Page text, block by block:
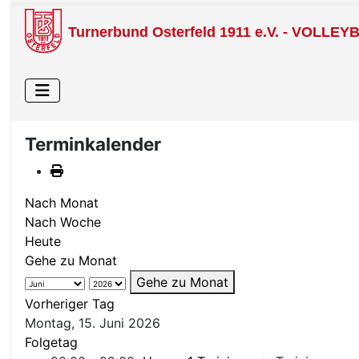
Turnerbund Osterfeld 1911 e.V. -
Terminkalender
Nach Monat
Nach Woche
Heute
Gehe zu Monat
Gehe zu Monat
Vorheriger Tag
Montag, 15. Juni 2026
Folgetag